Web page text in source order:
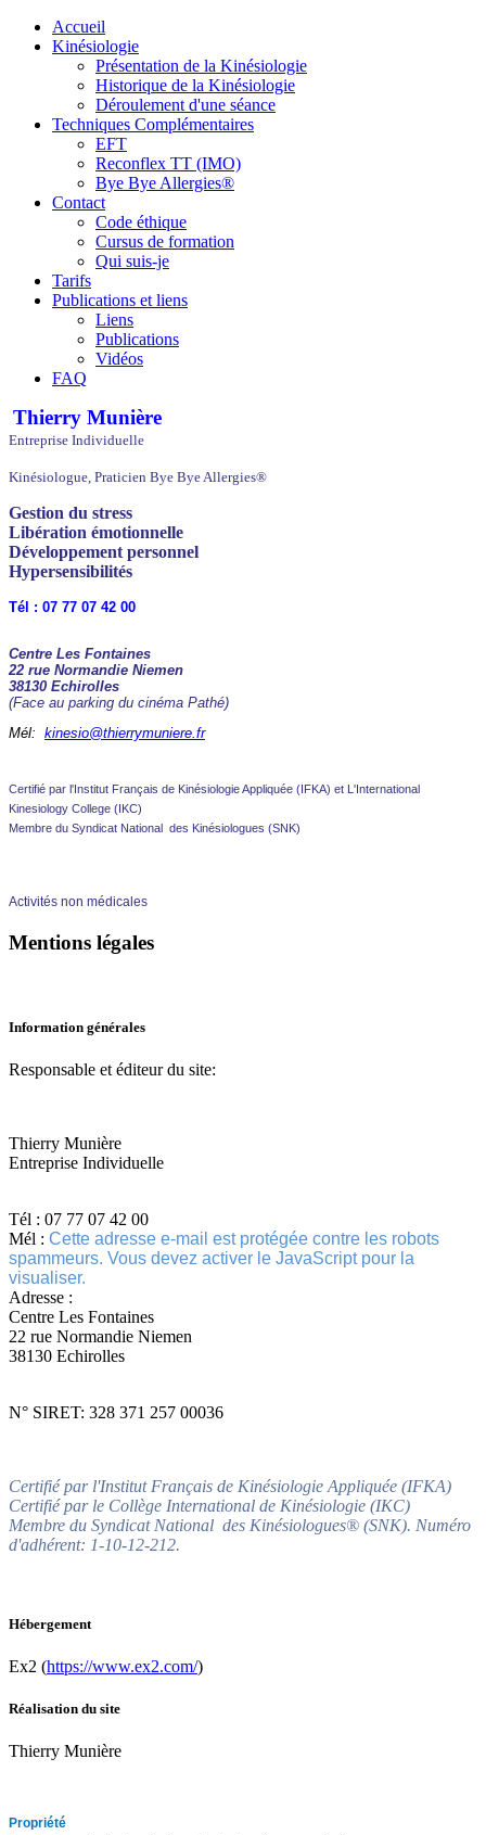
Accueil
Kinésiologie
Présentation de la Kinésiologie
Historique de la Kinésiologie
Déroulement d'une séance
Techniques Complémentaires
EFT
Reconflex TT (IMO)
Bye Bye Allergies®
Contact
Code éthique
Cursus de formation
Qui suis-je
Tarifs
Publications et liens
Liens
Publications
Vidéos
FAQ
Thierry Munière
Entreprise Individuelle
Kinésiologue, Praticien Bye Bye Allergies®
Gestion du stress
Libération émotionnelle
Développement personnel
Hypersensibilités
Tél : 07 77 07 42 00
Centre Les Fontaines
22 rue Normandie Niemen
38130 Echirolles
(Face au parking du cinéma Pathé)
Mél: kinesio@thierrymuniere.fr
Certifié par l'Institut Français de Kinésiologie Appliquée (IFKA) et L'International
Kinesiology College (IKC)
Membre du Syndicat National des Kinésiologues (SNK)
Activités non médicales
Mentions légales
Information générales
Responsable et éditeur du site:
Thierry Munière
Entreprise Individuelle
Tél : 07 77 07 42 00
Mél : Cette adresse e-mail est protégée contre les robots
spammeurs. Vous devez activer le JavaScript pour la
visualiser.
Adresse :
Centre Les Fontaines
22 rue Normandie Niemen
38130 Echirolles
N° SIRET: 328 371 257 00036
Certifié par l'Institut Français de Kinésiologie Appliquée (IFKA)
Certifié par le Collège International de Kinésiologie (IKC)
Membre du Syndicat National des Kinésiologues® (SNK). Numéro
d'adhérent: 1-10-12-212.
Hébergement
Ex2 (https://www.ex2.com/)
Réalisation du site
Thierry Munière
Propriété